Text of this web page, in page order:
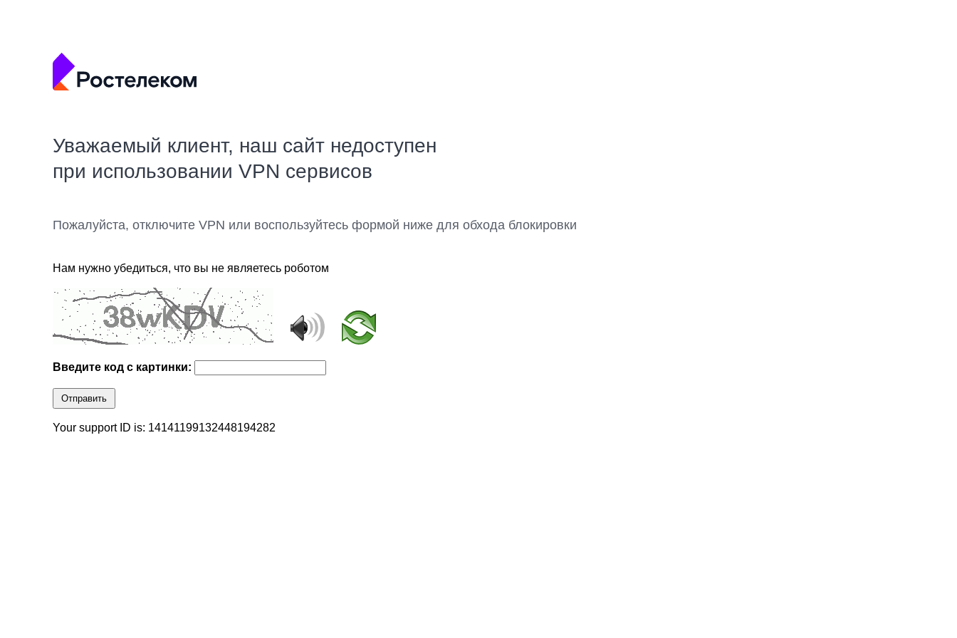
Уважаемый клиент, наш сайт недоступен
при использовании VPN сервисов
Пожалуйста, отключите VPN или воспользуйтесь формой ниже для обхода блокировки
Нам нужно убедиться, что вы не являетесь роботом
Введите код с картинки:
Отправить
Your support ID is: 14141199132448194282